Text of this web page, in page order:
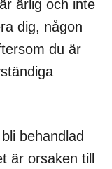
ärlig och inte
dig, någon
du är
behandlad
är orsaken till